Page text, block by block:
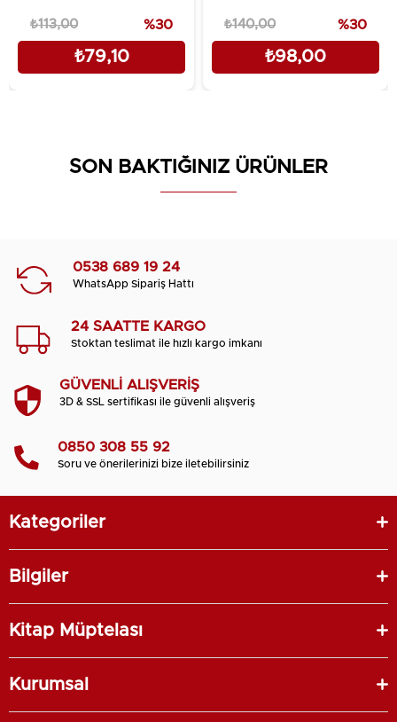
₺79,10
₺113,00 %30
₺98,00
₺140,00 %30
SON BAKTIĞINIZ ÜRÜNLER
0538 689 19 24
WhatsApp Sipariş Hattı
24 SAATTE KARGO
Stoktan teslimat ile hızlı kargo imkanı
GÜVENLİ ALIŞVERİŞ
3D & SSL sertifikası ile güvenli alışveriş
0850 308 55 92
Soru ve önerilerinizi bize iletebilirsiniz
Kategoriler
Bilgiler
Kitap Müptelası
Kurumsal